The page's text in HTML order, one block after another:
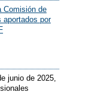
Comisión de
aportados por
junio de 2025,